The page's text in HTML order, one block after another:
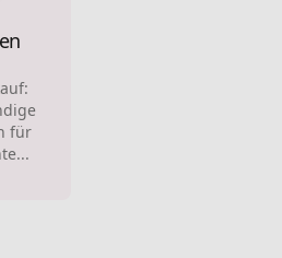
für